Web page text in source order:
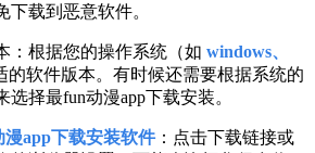
载到恶意软件。
：根据您的操作系统（如 windows、
的软件版本。有时候还需要根据系统的
择最fun动漫app下载安装。
app下载安装软件：点击下载链接或